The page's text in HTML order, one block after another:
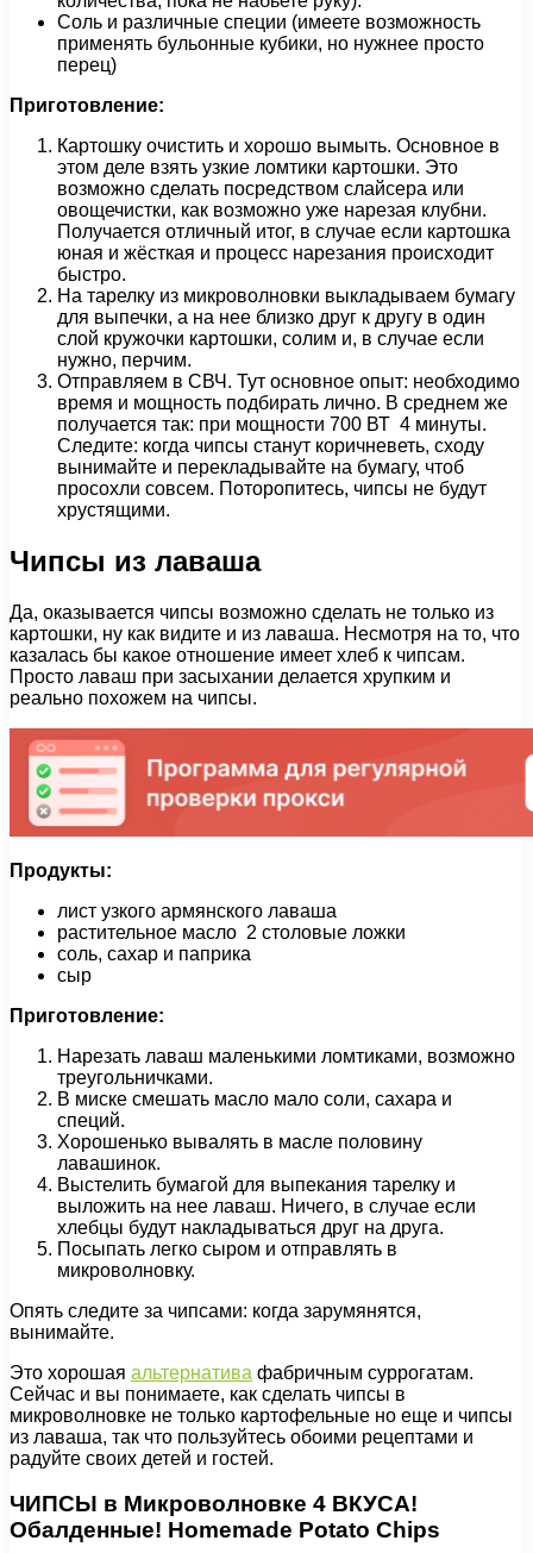
Соль и различные специи (имеете возможность
применять бульонные кубики, но нужнее просто
перец)
Приготовление:
Картошку очистить и хорошо вымыть. Основное в
этом деле взять узкие ломтики картошки. Это
возможно сделать посредством слайсера или
овощечистки, как возможно уже нарезая клубни.
Получается отличный итог, в случае если картошка
юная и жёсткая и процесс нарезания происходит
быстро.
На тарелку из микроволновки выкладываем бумагу
для выпечки, а на нее близко друг к другу в один
слой кружочки картошки, солим и, в случае если
нужно, перчим.
Отправляем в СВЧ. Тут основное опыт: необходимо
время и мощность подбирать лично. В среднем же
получается так: при мощности 700 ВТ 4 минуты.
Следите: когда чипсы станут коричневеть, сходу
вынимайте и перекладывайте на бумагу, чтоб
просохли совсем. Поторопитесь, чипсы не будут
хрустящими.
Чипсы из лаваша
Да, оказывается чипсы возможно сделать не только из
картошки, ну как видите и из лаваша. Несмотря на то, что
казалась бы какое отношение имеет хлеб к чипсам.
Просто лаваш при засыхании делается хрупким и
реально похожем на чипсы.
Продукты:
лист узкого армянского лаваша
растительное масло 2 столовые ложки
соль, сахар и паприка
сыр
Приготовление:
Нарезать лаваш маленькими ломтиками, возможно
треугольничками.
В миске смешать масло мало соли, сахара и
специй.
Хорошенько вывалять в масле половину
лавашинок.
Выстелить бумагой для выпекания тарелку и
выложить на нее лаваш. Ничего, в случае если
хлебцы будут накладываться друг на друга.
Посыпать легко сыром и отправлять в
микроволновку.
Опять следите за чипсами: когда зарумянятся,
вынимайте.
Это хорошая альтернатива фабричным суррогатам.
Сейчас и вы понимаете, как сделать чипсы в
микроволновке не только картофельные но еще и чипсы
из лаваша, так что пользуйтесь обоими рецептами и
радуйте своих детей и гостей.
ЧИПСЫ в Микроволновке 4 ВКУСА!
Обалденные! Homemade Potato Chips